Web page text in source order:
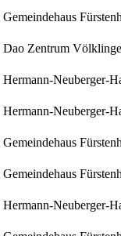
Gemeindehaus
Dao Zentrum
Hermann-Neuberger-
Hermann-Neuberger-
Gemeindehaus
Gemeindehaus
Hermann-Neuberger-